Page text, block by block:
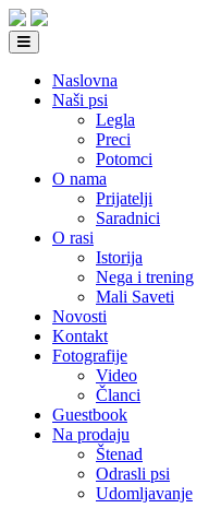
Naslovna
Naši psi
Legla
Preci
Potomci
O nama
Prijatelji
Saradnici
O rasi
Istorija
Nega i trening
Mali Saveti
Novosti
Kontakt
Fotografije
Video
Članci
Guestbook
Na prodaju
Štenad
Odrasli psi
Udomljavanje